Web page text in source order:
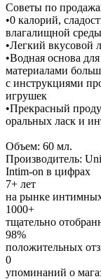
Советы по
•0 калорий,
влагалищной среды
•Легкий вкусовой
•Водная основа
материалами
с инструкциями
игрушек
•Прекрасный
оральных ласк и
Объем: 60 мл.
Производитель:
Intim-on в цифрах
7+ лет
на рынке
1000+
тщательно
98%
положительных
0
упоминаний о